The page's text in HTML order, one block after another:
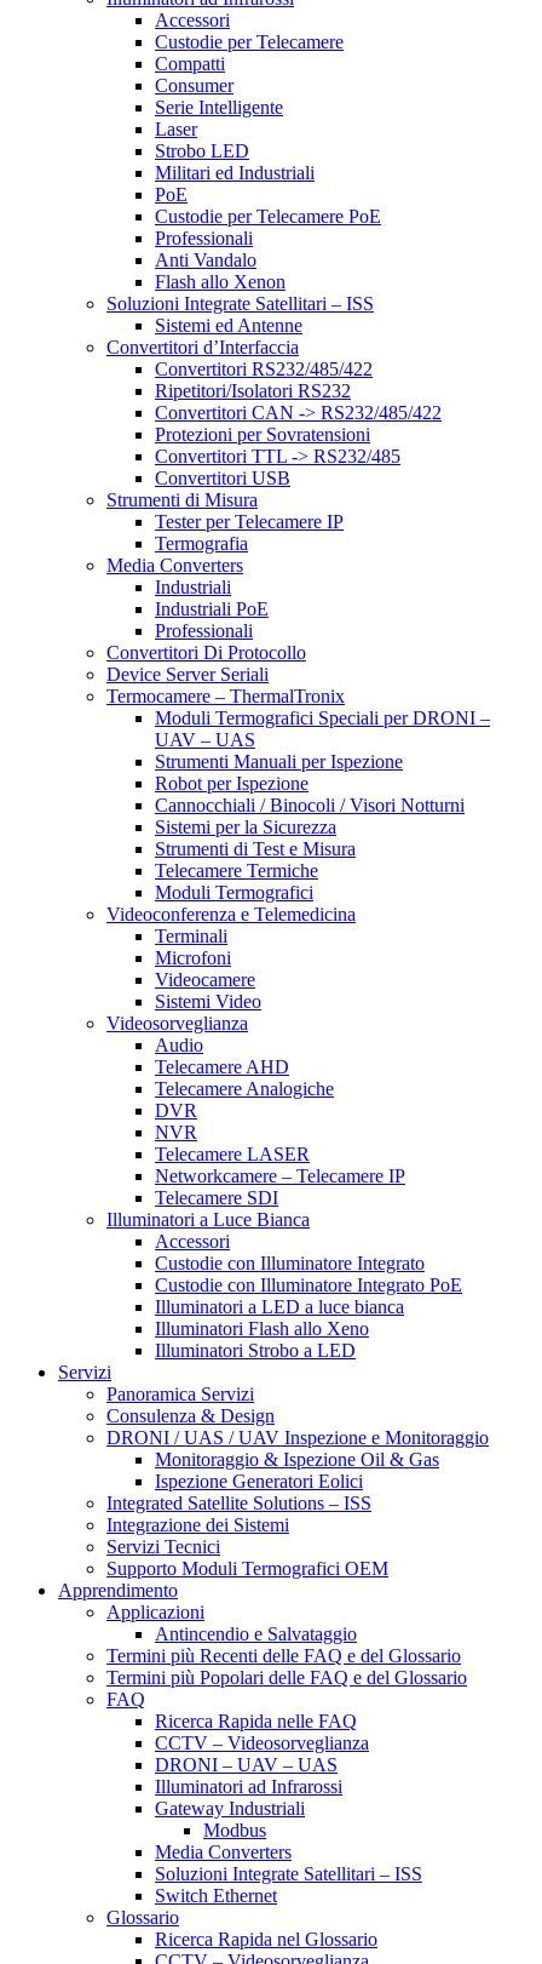
Accessori
Custodie per Telecamere
Compatti
Consumer
Serie Intelligente
Laser
Strobo LED
Militari ed Industriali
PoE
Custodie per Telecamere PoE
Professionali
Anti Vandalo
Flash allo Xenon
Soluzioni Integrate Satellitari – ISS
Sistemi ed Antenne
Convertitori d’Interfaccia
Convertitori RS232/485/422
Ripetitori/Isolatori RS232
Convertitori CAN -> RS232/485/422
Protezioni per Sovratensioni
Convertitori TTL -> RS232/485
Convertitori USB
Strumenti di Misura
Tester per Telecamere IP
Termografia
Media Converters
Industriali
Industriali PoE
Professionali
Convertitori Di Protocollo
Device Server Seriali
Termocamere – ThermalTronix
Moduli Termografici Speciali per DRONI –
UAV – UAS
Strumenti Manuali per Ispezione
Robot per Ispezione
Cannocchiali / Binocoli / Visori Notturni
Sistemi per la Sicurezza
Strumenti di Test e Misura
Telecamere Termiche
Moduli Termografici
Videoconferenza e Telemedicina
Terminali
Microfoni
Videocamere
Sistemi Video
Videosorveglianza
Audio
Telecamere AHD
Telecamere Analogiche
DVR
NVR
Telecamere LASER
Networkcamere – Telecamere IP
Telecamere SDI
Illuminatori a Luce Bianca
Accessori
Custodie con Illuminatore Integrato
Custodie con Illuminatore Integrato PoE
Illuminatori a LED a luce bianca
Illuminatori Flash allo Xeno
Illuminatori Strobo a LED
Servizi
Panoramica Servizi
Consulenza & Design
DRONI / UAS / UAV Inspezione e Monitoraggio
Monitoraggio & Ispezione Oil & Gas
Ispezione Generatori Eolici
Integrated Satellite Solutions – ISS
Integrazione dei Sistemi
Servizi Tecnici
Supporto Moduli Termografici OEM
Apprendimento
Applicazioni
Antincendio e Salvataggio
Termini più Recenti delle FAQ e del Glossario
Termini più Popolari delle FAQ e del Glossario
FAQ
Ricerca Rapida nelle FAQ
CCTV – Videosorveglianza
DRONI – UAV – UAS
Illuminatori ad Infrarossi
Gateway Industriali
Modbus
Media Converters
Soluzioni Integrate Satellitari – ISS
Switch Ethernet
Glossario
Ricerca Rapida nel Glossario